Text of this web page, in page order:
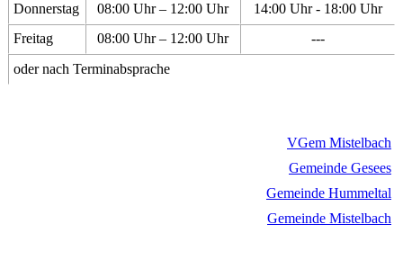
Donnerstag
08:00 Uhr – 12:00 Uhr
14:00 Uhr - 18:00 Uhr
Freitag
08:00 Uhr – 12:00 Uhr
---
oder nach Terminabsprache
VGem Mistelbach
Gemeinde Gesees
Gemeinde Hummeltal
Gemeinde Mistelbach